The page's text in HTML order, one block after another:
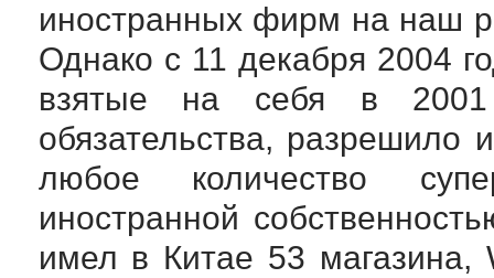
иностранных фирм на наш
Однако с 11 декабря 2004
взятые на себя в
обязательства, разрешило
любое количество
иностранной
имел в Китае 53